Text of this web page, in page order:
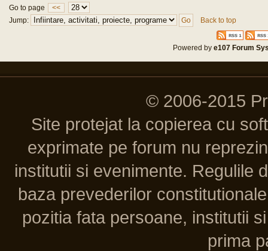
Go to page
<<
Jump:
Back to top
Powered bye107 Forum
© 2006-2015
Site protejat la copierea cu
exprimate pe forum nu
institutii si evenimente. Regulile
baza prevederilor
pozitia fata persoane, institutii
prima